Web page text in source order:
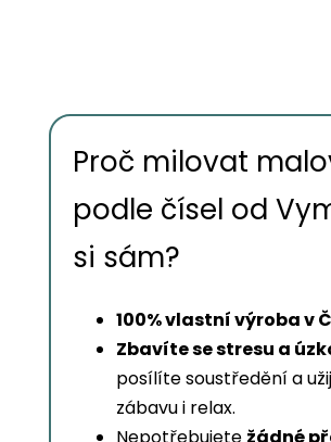
Proč milovat
podle čísel od
si sám?
100% vlastní výroba v
Zbavíte se stresu a
posílíte soustředění a
zábavu i relax.